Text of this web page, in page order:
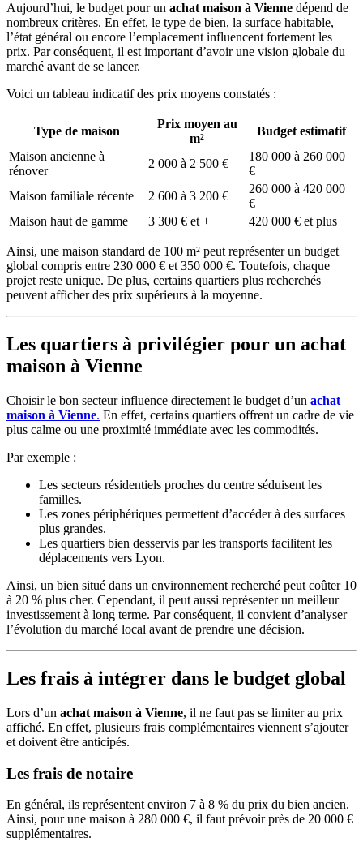
Aujourd’hui, le budget pour un achat maison à Vienne dépend de
nombreux critères. En effet, le type de bien, la surface habitable,
l’état général ou encore l’emplacement influencent fortement les
prix. Par conséquent, il est important d’avoir une vision globale du
marché avant de se lancer.
Voici un tableau indicatif des prix moyens constatés :
Type de maison
Prix moyen au
m²
Budget estimatif
Maison ancienne à
rénover
2 000 à 2 500 €
180 000 à 260 000
€
Maison familiale récente
2 600 à 3 200 €
260 000 à 420 000
€
Maison haut de gamme
3 300 € et + 420 000 € et plus
Ainsi, une maison standard de 100 m² peut représenter un budget
global compris entre 230 000 € et 350 000 €. Toutefois, chaque
projet reste unique. De plus, certains quartiers plus recherchés
peuvent afficher des prix supérieurs à la moyenne.
Les quartiers à privilégier pour un achat
maison à Vienne
Choisir le bon secteur influence directement le budget d’un achat
maison à Vienne. En effet, certains quartiers offrent un cadre de vie
plus calme ou une proximité immédiate avec les commodités.
Par exemple :
Les secteurs résidentiels proches du centre séduisent les
familles.
Les zones périphériques permettent d’accéder à des surfaces
plus grandes.
Les quartiers bien desservis par les transports facilitent les
déplacements vers Lyon.
Ainsi, un bien situé dans un environnement recherché peut coûter 10
à 20 % plus cher. Cependant, il peut aussi représenter un meilleur
investissement à long terme. Par conséquent, il convient d’analyser
l’évolution du marché local avant de prendre une décision.
Les frais à intégrer dans le budget global
Lors d’un achat maison à Vienne, il ne faut pas se limiter au prix
affiché. En effet, plusieurs frais complémentaires viennent s’ajouter
et doivent être anticipés.
Les frais de notaire
En général, ils représentent environ 7 à 8 % du prix du bien ancien.
Ainsi, pour une maison à 280 000 €, il faut prévoir près de 20 000 €
supplémentaires.